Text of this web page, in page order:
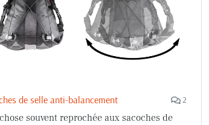
2
de selle anti-balancement
souvent reprochée aux sacoches de